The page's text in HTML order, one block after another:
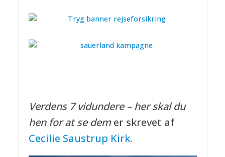
Verdens 7 vidundere – her skal du
hen for at se demer skrevet af
Cecilie Saustrup Kirk.